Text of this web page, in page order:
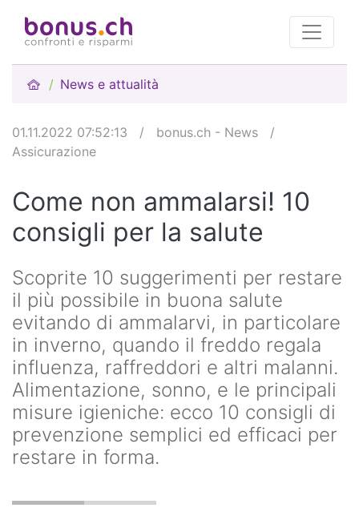
News e attualità
01.11.2022 07:52:13 / bonus.ch - News
/
Assicurazione
Come non ammalarsi! 10
consigli per la salute
Scoprite 10 suggerimenti per restare
il più possibile in buona salute
evitando di ammalarvi, in particolare
in inverno, quando il freddo regala
influenza, raffreddori e altri malanni.
Alimentazione, sonno, e le principali
misure igieniche: ecco 10 consigli di
prevenzione semplici ed efficaci per
restare in forma.